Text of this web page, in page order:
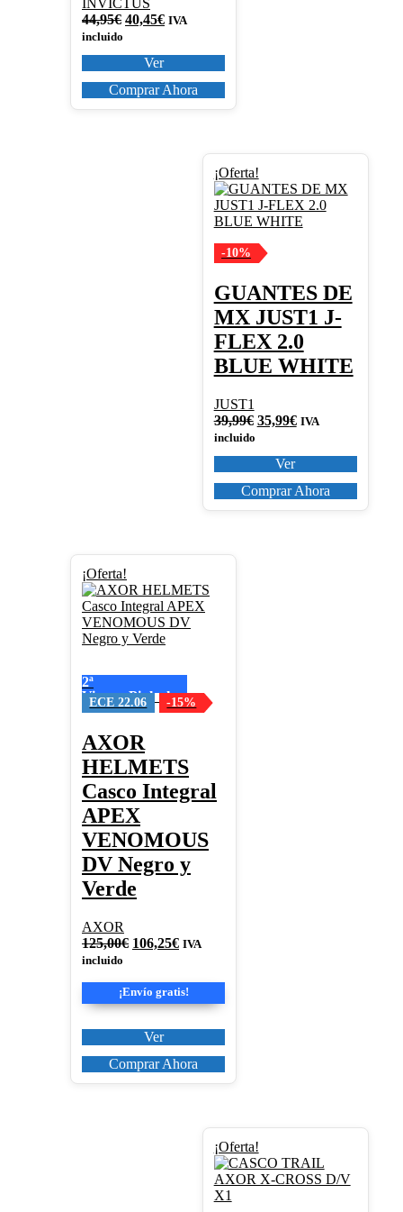
INVICTUS
44,95€ El
era:
44,95€.
40,45€El
es:
40,45€.
IVA
incluido
Ver
Comprar Ahora
¡Oferta!
-10%
GUANTES DE
MX JUST1 J-
FLEX 2.0
BLUE WHITE
JUST1
39,99€ El
era:
39,99€.
35,99€El
es:
35,99€.
IVA
incluido
Ver
Este
producto
tiene
múltiples
Las
se
pueden
elegir
en
la
página
producto
Comprar Ahora
¡Oferta!
2ª
Visera+Pinlock
ECE 22.06 -15%
AXOR
HELMETS
Casco Integral
APEX
VENOMOUS
DV Negro y
Verde
AXOR
125,00€ El
era:
125,00€.
106,25€El
es:
106,25€.
IVA
incluido
¡Envío gratis!
Ver
Este
producto
tiene
múltiples
variantes.
se
pueden
en
la
página
de
producto
Comprar Ahora
¡Oferta!
Este
producto
tiene
múltiples